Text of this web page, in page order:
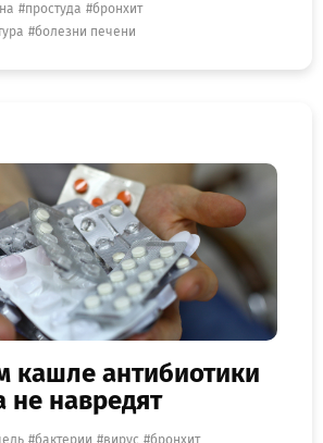
простуда
бронхит
болезни печени
кашле антибиотики
не навредят
бактерии вирус бронхит